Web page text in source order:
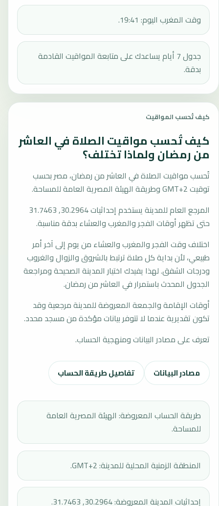
وقت المغرب اليوم: 19:41.
جدول 7 أيام يساعدك على متابعة المواقيت القادمة
بدقة.
كيف تُحسب المواقيت
كيف تُحسب مواقيت الصلاة في العاشر
من رمضان ولماذا تختلف؟
تُحسب مواقيت الصلاة في العاشر من رمضان، مصر بحسب
توقيت GMT+2 وطريقة الهيئة المصرية العامة للمساحة.
المرجع العام للمدينة يستخدم إحداثيات 30.2964, 31.7463
حتى تظهر أوقات الفجر والمغرب والعشاء بدقة مناسبة.
اختلاف وقت الفجر والمغرب والعشاء من يوم إلى آخر أمر
طبيعي، لأن بداية كل صلاة ترتبط بالشروق والزوال والغروب
ودرجات الشفق. لهذا يفيدك اختيار المدينة الصحيحة ومراجعة
الجدول المحدث باستمرار في العاشر من رمضان.
أوقات الإقامة والجمعة المعروضة للمدينة مرجعية وقد
تكون تقديرية عندما لا تتوفر بيانات مؤكدة من مسجد محدد.
تعرف على مصادر البيانات ومنهجية الحساب.
مصادر البيانات تفاصيل طريقة الحساب
طريقة الحساب المعروضة: الهيئة المصرية العامة
للمساحة.
المنطقة الزمنية المحلية للمدينة: GMT+2.
إحداثيات المدينة المعروضة: 30.2964, 31.7463.